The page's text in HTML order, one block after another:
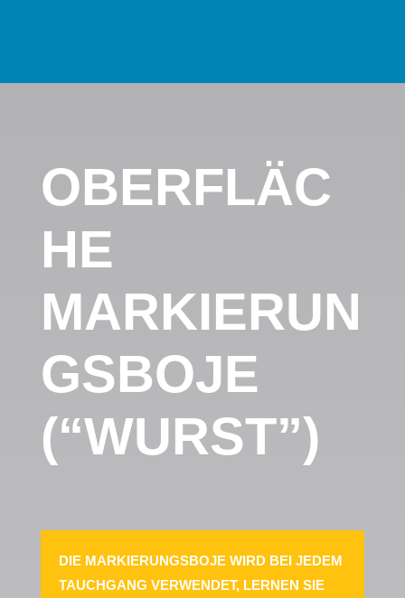
OBERFLÄC
HE
MARKIERUN
GSBOJE
(“WURST”)
DIE MARKIERUNGSBOJE WIRD BEI JEDEM
TAUCHGANG VERWENDET, LERNEN SIE